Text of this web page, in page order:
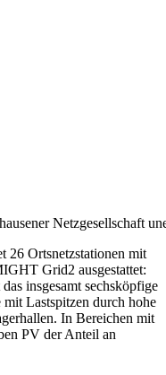
Netzgesellschaft
26 Ortsnetzstationen mit
Grid2 ausgestattet:
insgesamt sechsköpfige
Lastspitzen durch hohe
In Bereichen mit
PV der Anteil an